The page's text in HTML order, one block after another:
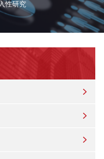
性研究